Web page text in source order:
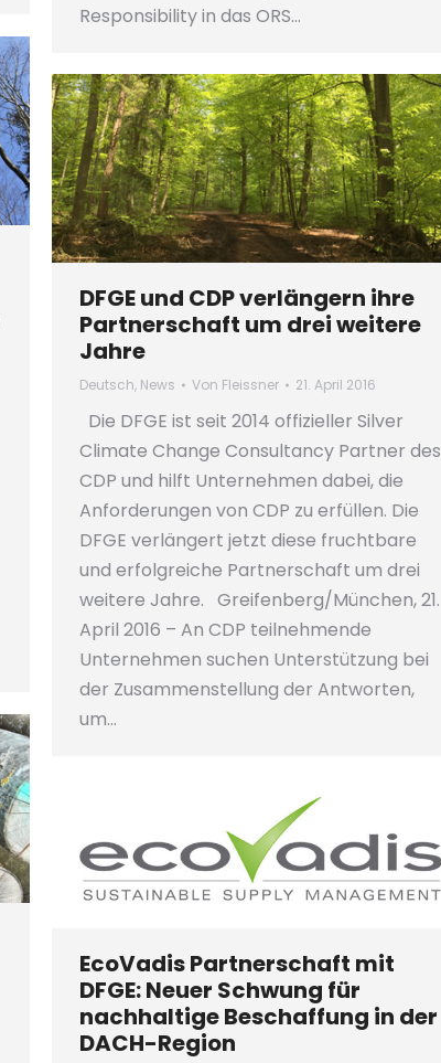
Responsibility in das ORS…
DFGE und CDP verlängern ihre
Partnerschaft um drei weitere
Jahre
Deutsch, News Von Fleissner 21. April 2016
Die DFGE ist seit 2014 offizieller Silver
Climate Change Consultancy Partner des
CDP und hilft Unternehmen dabei, die
Anforderungen von CDP zu erfüllen. Die
DFGE verlängert jetzt diese fruchtbare
und erfolgreiche Partnerschaft um drei
weitere Jahre. Greifenberg/München, 21.
April 2016 – An CDP teilnehmende
Unternehmen suchen Unterstützung bei
der Zusammenstellung der Antworten,
um…
EcoVadis Partnerschaft mit
DFGE: Neuer Schwung für
nachhaltige Beschaffung in der
DACH-Region